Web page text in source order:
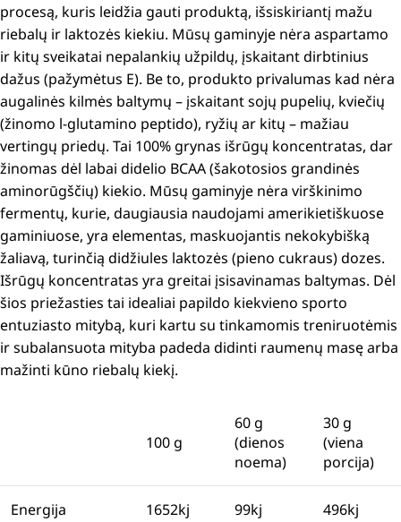
procesą, kuris leidžia gauti produktą, išsiskiriantį mažu
riebalų ir laktozės kiekiu. Mūsų gaminyje nėra aspartamo
ir kitų sveikatai nepalankių užpildų, įskaitant dirbtinius
dažus (pažymėtus E). Be to, produkto privalumas kad nėra
augalinės kilmės baltymų – įskaitant sojų pupelių, kviečių
(žinomo l-glutamino peptido), ryžių ar kitų – mažiau
vertingų priedų. Tai 100% grynas išrūgų koncentratas, dar
žinomas dėl labai didelio BCAA (šakotosios grandinės
aminorūgščių) kiekio. Mūsų gaminyje nėra virškinimo
fermentų, kurie, daugiausia naudojami amerikietiškuose
gaminiuose, yra elementas, maskuojantis nekokybišką
žaliavą, turinčią didžiules laktozės (pieno cukraus) dozes.
Išrūgų koncentratas yra greitai įsisavinamas baltymas. Dėl
šios priežasties tai idealiai papildo kiekvieno sporto
entuziasto mitybą, kuri kartu su tinkamomis treniruotėmis
ir subalansuota mityba padeda didinti raumenų masę arba
mažinti kūno riebalų kiekį.
100 g
60 g
(dienos
noema)
30 g
(viena
porcija)
Energija 1652kj 99kj 496kj